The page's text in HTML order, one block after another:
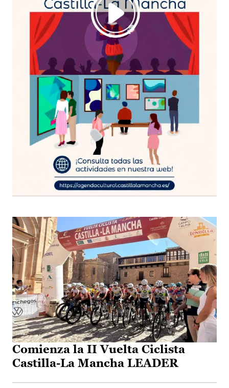
Comienza la II Vuelta Ciclista
Castilla-La Mancha LEADER